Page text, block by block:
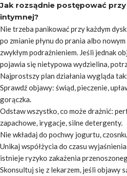
Jak rozsądnie postępować
intymnej?
Nie trzeba panikować przy każdym
po zmianie płynu do prania albo
zwykłym podrażnieniem. Jeśli jednak
pojawia się nietypowa wydzielina,
Najprostszy plan działania wygląda tak:
Sprawdź objawy: świąd, pieczenie,
gorączka.
Odstaw wszystko, co może drażnić:
zapachowe, irygacje, silne detergenty.
Nie wkładaj do pochwy jogurtu,
Unikaj współżycia do czasu
istnieje ryzyko zakażenia
Skonsultuj się z lekarzem, jeśli objawy